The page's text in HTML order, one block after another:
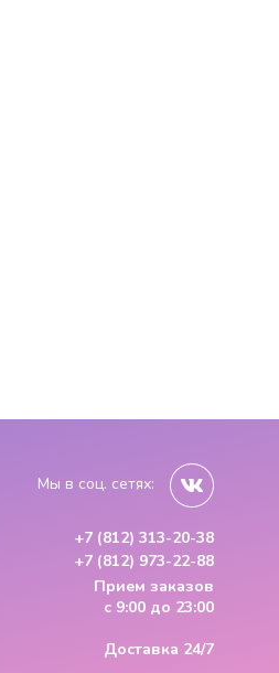
Мы в соц. сетях:
+7 (812) 313-20-38
+7 (812) 973-22-88
Прием заказов
с 9:00 до 23:00
Доставка 24/7